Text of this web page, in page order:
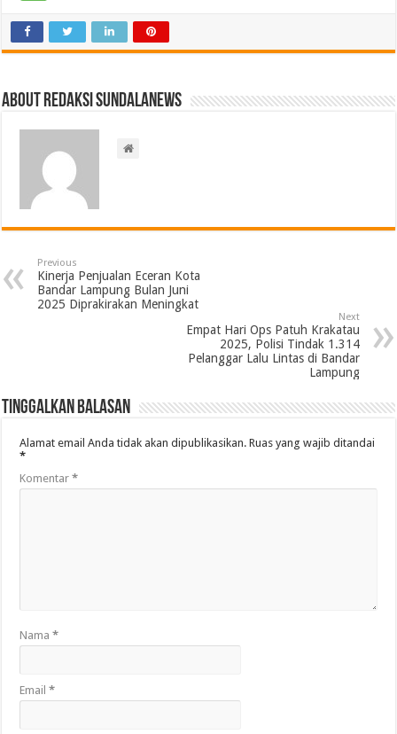
About Redaksi Sundalanews
Previous
Kinerja Penjualan Eceran Kota
Bandar Lampung Bulan Juni
2025 Diprakirakan Meningkat
Next
Empat Hari Ops Patuh Krakatau
2025, Polisi Tindak 1.314
Pelanggar Lalu Lintas di Bandar
Lampung
Tinggalkan Balasan
Alamat email Anda tidak akan dipublikasikan. Ruas yang wajib ditandai
*
Komentar*
Nama*
Email*